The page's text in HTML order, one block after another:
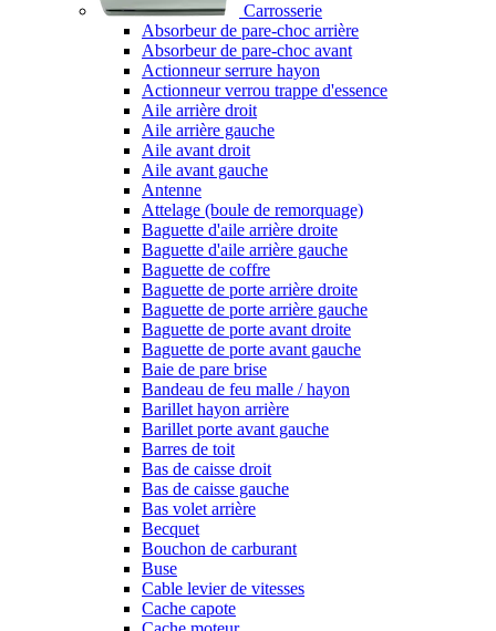
Carrosserie
Absorbeur de pare-choc arrière
Absorbeur de pare-choc avant
Actionneur serrure hayon
Actionneur verrou trappe d'essence
Aile arrière droit
Aile arrière gauche
Aile avant droit
Aile avant gauche
Antenne
Attelage (boule de remorquage)
Baguette d'aile arrière droite
Baguette d'aile arrière gauche
Baguette de coffre
Baguette de porte arrière droite
Baguette de porte arrière gauche
Baguette de porte avant droite
Baguette de porte avant gauche
Baie de pare brise
Bandeau de feu malle / hayon
Barillet hayon arrière
Barillet porte avant gauche
Barres de toit
Bas de caisse droit
Bas de caisse gauche
Bas volet arrière
Becquet
Bouchon de carburant
Buse
Cable levier de vitesses
Cache capote